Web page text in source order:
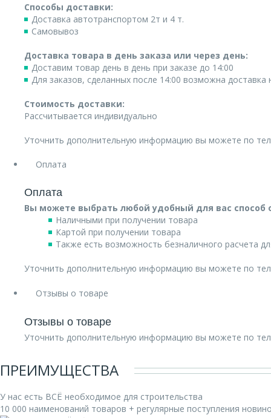
Способы доставки:
Доставка автотранспортом 2т и 4 т.
Самовывоз
Доставка товара в день заказа или через день:
Доставим товар день в день при заказе до 14:00
Для заказов, сделанных после 14:00 возможна
Стоимость доставки:
Рассчитывается индивидуально
Уточнить дополнительную информацию вы можете по
Оплата
Оплата
Вы можете выбрать любой удобный для вас способ
Наличными при получении товара
Картой при получении товара
Также есть возможность безналичного расчета
Уточнить дополнительную информацию вы можете по
Отзывы о товаре
Отзывы о товаре
Уточнить дополнительную информацию вы можете по
ПРЕИМУЩЕСТВА
У нас есть ВСЁ необходимое для строительства
10 000 наименований товаров + регулярные поступления